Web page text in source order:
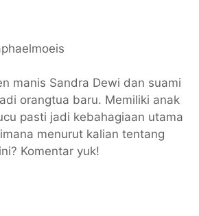
manis Sandra Dewi dan suami
orangtua baru. Memiliki anak
pasti jadi kebahagiaan utama
menurut kalian tentang
Komentar yuk!